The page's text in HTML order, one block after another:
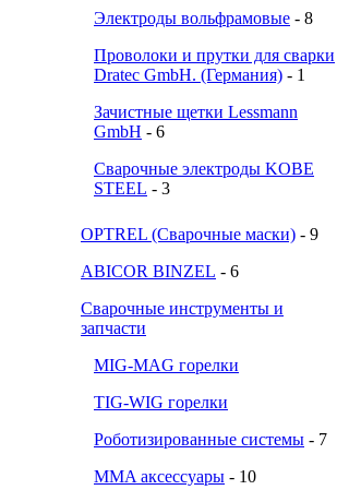
Электроды вольфрамовые - 8
Проволоки и прутки для сварки
Dratec GmbH. (Германия) - 1
Зачистные щетки Lessmann
GmbH - 6
Сварочные электроды KOBE
STEEL - 3
OPTREL (Сварочные маски) - 9
ABICOR BINZEL - 6
Сварочные инструменты и
запчасти
MIG-MAG горелки
TIG-WIG горелки
Роботизированные системы - 7
MMA аксессуары - 10